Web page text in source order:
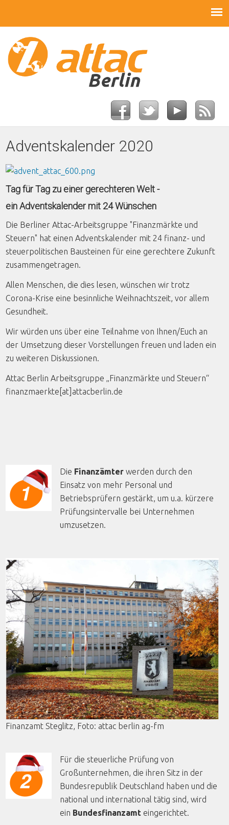
Adventskalender 2020
Tag für Tag zu einer gerechteren Welt -
ein Adventskalender mit 24 Wünschen
Die Berliner Attac-Arbeitsgruppe "Finanzmärkte und
Steuern" hat einen Adventskalender mit 24 finanz- und
steuerpolitischen Bausteinen für eine gerechtere Zukunft
zusammengetragen.
Allen Menschen, die dies lesen, wünschen wir trotz
Corona-Krise eine besinnliche Weihnachtszeit, vor allem
Gesundheit.
Wir würden uns über eine Teilnahme von Ihnen/Euch an
der Umsetzung dieser Vorstellungen freuen und laden ein
zu weiteren Diskussionen.
Attac Berlin Arbeitsgruppe „Finanzmärkte und Steuern“
finanzmaerkte[at]attacberlin.de
Die Finanzämter werden durch den
Einsatz von mehr Personal und
Betriebsprüfern gestärkt, um u.a. kürzere
Prüfungsintervalle bei Unternehmen
umzusetzen.
Finanzamt Steglitz, Foto: attac berlin ag-fm
Für die steuerliche Prüfung von
Großunternehmen, die ihren Sitz in der
Bundesrepublik Deutschland haben und die
national und international tätig sind, wird
ein Bundesfinanzamt eingerichtet.